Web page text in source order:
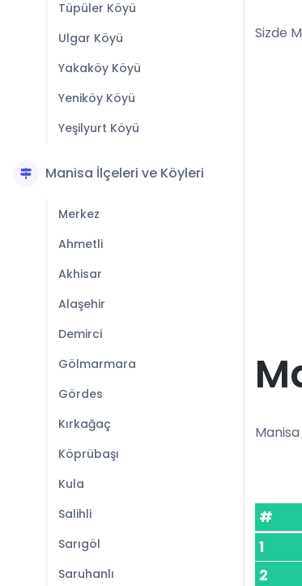
Tüpüler Köyü
Ulgar Köyü
Yakaköy Köyü
Yeniköy Köyü
Yeşilyurt Köyü
Manisa İlçeleri ve Köyleri
Merkez
Ahmetli
Akhisar
Alaşehir
Demirci
Gölmarmara
Gördes
Kırkağaç
Köprübaşı
Kula
Salihli
Sarıgöl
Saruhanlı
Sizde
#
1
2